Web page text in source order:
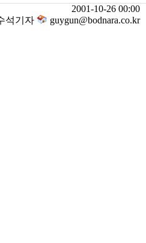
2001-10-26 00:00
석기자
guygun@bodnara.co.kr